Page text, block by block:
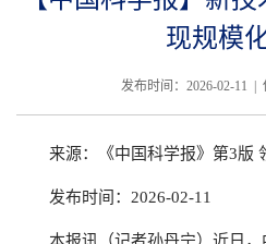
现规模
发布时间：2026-02-11 |
来源：《中国科学报》第3版
发布时间：2026-02-11